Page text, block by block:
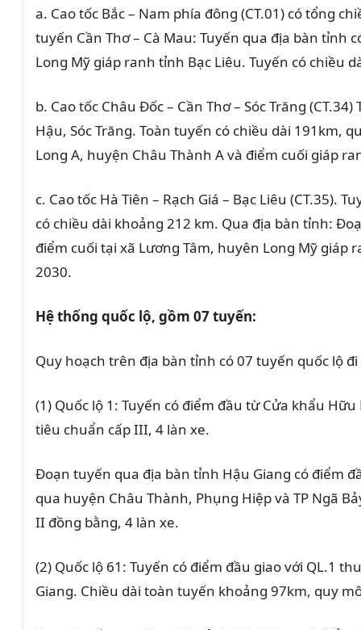
a. Cao tốc Bắc – Nam phía đông (CT.01) có tổng
tuyến Cần Thơ – Cà Mau: Tuyến qua địa bàn tỉnh
Long Mỹ giáp ranh tỉnh Bạc Liêu. Tuyến có chiều
b. Cao tốc Châu Đốc – Cần Thơ – Sóc Trăng (CT.34)
Hậu, Sóc Trăng. Toàn tuyến có chiều dài 191km,
Long A, huyện Châu Thành A và điểm cuối giáp
c. Cao tốc Hà Tiên – Rạch Giá – Bạc Liêu (CT.35).
có chiều dài khoảng 212 km. Qua địa bàn tỉnh:
điểm cuối tại xã Lương Tâm, huyên Long Mỹ giáp
2030.
Hệ thống quốc lộ, gồm 07 tuyến:
Quy hoạch trên địa bàn tỉnh có 07 tuyến quốc lộ
(1) Quốc lộ 1: Tuyến có điểm đầu từ Cửa khẩu
tiêu chuẩn cấp III, 4 làn xe.
Đoạn tuyến qua địa bàn tỉnh Hậu Giang có điểm
qua huyện Châu Thành, Phụng Hiệp và TP Ngã
II đồng bằng, 4 làn xe.
(2) Quốc lộ 61: Tuyến có điểm đầu giao với QL.1
Giang. Chiều dài toàn tuyến khoảng 97km, quy